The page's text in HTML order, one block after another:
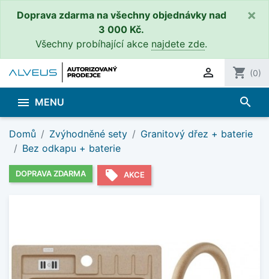
Doprava zdarma na všechny objednávky nad
3 000 Kč.
Všechny probíhající akce najdete zde.
×
 shopping_cart (0)
 MENU search
Domů Zvýhodněné sety
Granitový dřez + baterie
Bez odkapu + baterie
DOPRAVA ZDARMA local_offer AKCE